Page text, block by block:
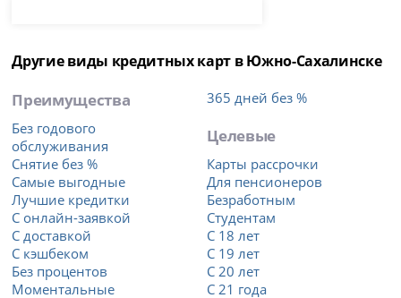
Другие виды кредитных карт в Южно-Сахалинске
Преимущества
Без годового
обслуживания
Снятие без %
Самые выгодные
Лучшие кредитки
С онлайн-заявкой
С доставкой
С кэшбеком
Без процентов
Моментальные
365 дней без %
Целевые
Карты рассрочки
Для пенсионеров
Безработным
Студентам
С 18 лет
С 19 лет
С 20 лет
С 21 года